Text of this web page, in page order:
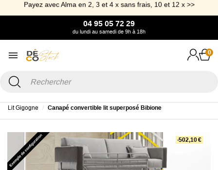
Payez avec Alma en 2, 3 et 4 x sans frais, 10 et 12 x >>
04 95 05 72 29
du lundi au samedi de 9h à 18h
0
Lit Gigogne
Canapé convertible lit superposé Bibione
-502,10 €